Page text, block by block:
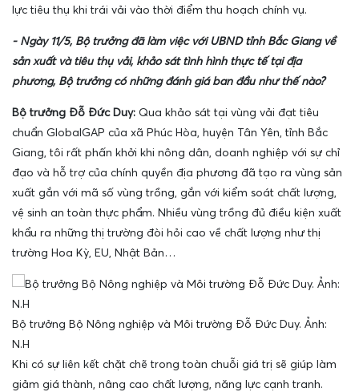
lực tiêu thụ khi trái vải vào thời điểm thu hoạch chính vụ.
- Ngày 11/5, Bộ trưởngđã làm việc với UBND tỉnh Bắc Giang về
sản xuất và tiêu thụ vải, khảo sát tình hình thực tế tại địa
phương, Bộ trưởng có những đánh giá ban đầu như thế nào?
Bộ trưởng Đỗ Đức Duy: Qua khảo sát tại vùng vải đạt tiêu
chuẩn GlobalGAP của xã Phúc Hòa, huyện Tân Yên, tỉnh Bắc
Giang, tôi rất phấn khởi khi nông dân, doanh nghiệp với sự chỉ
đạo và hỗ trợ của chính quyền địa phương đã tạo ra vùng sản
xuất gắn với mã số vùng trồng, gắn với kiểm soát chất lượng,
vệ sinh an toàn thực phẩm. Nhiều vùng trồng đủ điều kiện xuất
khẩu ra những thị trường đòi hỏi cao về chất lượng như thị
trường Hoa Kỳ, EU, Nhật Bản…
Bộ trưởng Bộ Nông nghiệp và Môi trường Đỗ Đức Duy. Ảnh:
N.H
Khi có sự liên kết chặt chẽ trong toàn chuỗi giá trị sẽ giúp làm
giảm giá thành, nâng cao chất lượng, năng lực cạnh tranh.